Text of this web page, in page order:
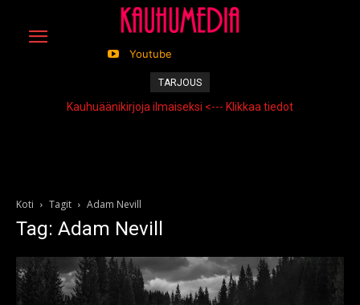
Youtube
TARJOUS
Kauhuäänikirjoja ilmaiseksi <--- Klikkaa tiedot
Koti Tagit Adam Nevill
Tag: Adam Nevill